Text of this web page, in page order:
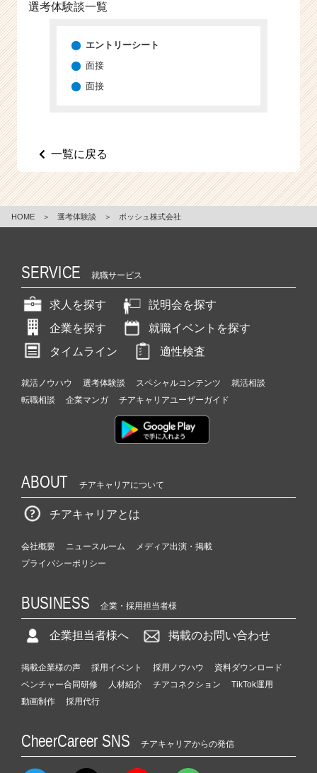
選考体験談一覧
エントリーシート
面接
面接
一覧に戻る
HOME ＞ 選考体験談 ＞ ボッシュ株式会社
SERVICE 就職サービス
求人を探す
説明会を探す
企業を探す
就職イベントを探す
タイムライン
適性検査
就活ノウハウ 選考体験談 スペシャルコンテンツ
就活相談
転職相談
企業マンガ チアキャリアユーザーガイド
ABOUT チアキャリアについて
チアキャリアとは
会社概要 ニュースルーム
メディア出演・掲載
プライバシーポリシー
BUSINESS 企業・採用担当者様
企業担当者様へ 掲載のお問い合わせ
掲載企業様の声 採用イベント 採用ノウハウ
資料ダウンロード
ベンチャー合同研修
人材紹介 チアコネクション
TikTok運用
動画制作
採用代行
CheerCareer SNS チアキャリアからの発信